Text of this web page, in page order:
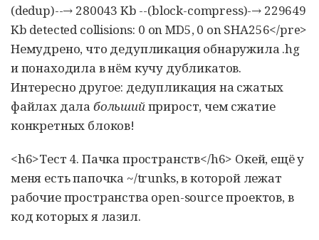
(dedup)--→ 280043 Kb --(block-compress)-→ 229649
Kb detected collisions: 0 on MD5, 0 on SHA256</pre>
Немудрено, что дедупликация обнаружила .hg
и понаходила в нём кучу дубликатов.
Интересно другое: дедупликация на сжатых
файлах дала большийприрост, чем сжатие
конкретных блоков!
<h6>Тест 4. Пачка пространств</h6> Окей, ещё у
меня есть папочка ~/trunks, в которой лежат
рабочие пространства open-source проектов, в
код которых я лазил.